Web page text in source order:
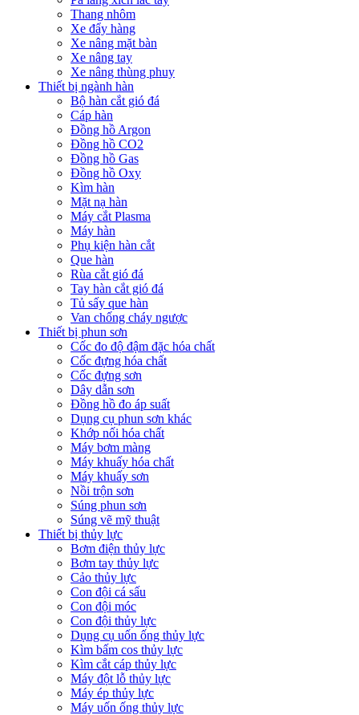
Thang nhôm
Xe đẩy hàng
Xe nâng mặt bàn
Xe nâng tay
Xe nâng thùng phuy
Thiết bị ngành hàn
Bộ hàn cắt gió đá
Cáp hàn
Đồng hồ Argon
Đồng hồ CO2
Đồng hồ Gas
Đồng hồ Oxy
Kìm hàn
Mặt nạ hàn
Máy cắt Plasma
Máy hàn
Phụ kiện hàn cắt
Que hàn
Rùa cắt gió đá
Tay hàn cắt gió đá
Tủ sấy que hàn
Van chống cháy ngược
Thiết bị phun sơn
Cốc đo độ đậm đặc hóa chất
Cốc đựng hóa chất
Cốc đựng sơn
Dây dẫn sơn
Đồng hồ đo áp suất
Dụng cụ phun sơn khác
Khớp nối hóa chất
Máy bơm màng
Máy khuấy hóa chất
Máy khuấy sơn
Nồi trộn sơn
Súng phun sơn
Súng vẽ mỹ thuật
Thiết bị thủy lực
Bơm điện thủy lực
Bơm tay thủy lực
Cảo thủy lực
Con đội cá sấu
Con đội móc
Con đội thủy lực
Dụng cụ uốn ống thủy lực
Kìm bấm cos thủy lực
Kìm cắt cáp thủy lực
Máy đột lỗ thủy lực
Máy ép thủy lực
Máy uốn ống thủy lực